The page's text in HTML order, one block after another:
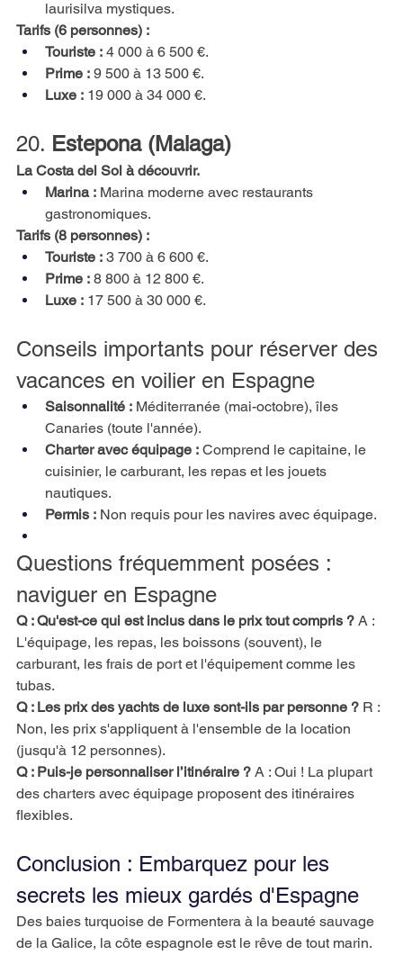
laurisilva mystiques.
Tarifs (6 personnes) :
Touriste : 4 000 à 6 500 €.
Prime : 9 500 à 13 500 €.
Luxe : 19 000 à 34 000 €.
20. Estepona (Malaga)
La Costa del Sol à découvrir.
Marina : Marina moderne avec restaurants
gastronomiques.
Tarifs (8 personnes) :
Touriste : 3 700 à 6 600 €.
Prime : 8 800 à 12 800 €.
Luxe : 17 500 à 30 000 €.
Conseils importants pour réserver des
vacances en voilier en Espagne
Saisonnalité : Méditerranée (mai-octobre), îles
Canaries (toute l'année).
Charter avec équipage : Comprend le capitaine, le
cuisinier, le carburant, les repas et les jouets
nautiques.
Permis : Non requis pour les navires avec équipage.
Questions fréquemment posées :
naviguer en Espagne
Q : Qu'est-ce qui est inclus dans le prix tout compris ? A :
L'équipage, les repas, les boissons (souvent), le
carburant, les frais de port et l'équipement comme les
tubas.
Q : Les prix des yachts de luxe sont-ils par personne ? R :
Non, les prix s'appliquent à l'ensemble de la location
(jusqu'à 12 personnes).
Q : Puis-je personnaliser l’itinéraire ? A : Oui ! La plupart
des charters avec équipage proposent des itinéraires
flexibles.
Conclusion : Embarquez pour les
secrets les mieux gardés d'Espagne
Des baies turquoise de Formentera à la beauté sauvage
de la Galice, la côte espagnole est le rêve de tout marin.